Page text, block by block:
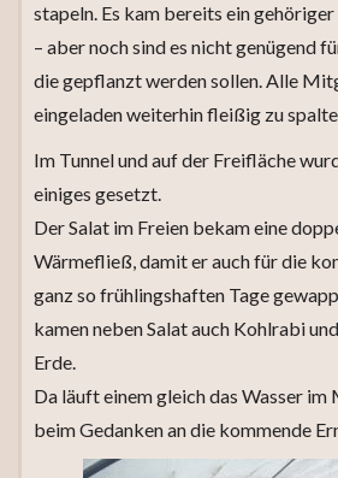
stapeln. Es kam bereits ein
– aber noch sind es nicht genügend
die gepflanzt werden sollen. Alle
eingeladen weiterhin fleißig zu
Im Tunnel und auf der Freifläche
einiges gesetzt.
Der Salat im Freien bekam eine
Wärmefließ, damit er auch für die
ganz so frühlingshaften Tage
kamen neben Salat auch Kohlrabi
Erde.
Da läuft einem gleich das Wasser im
beim Gedanken an die kommende